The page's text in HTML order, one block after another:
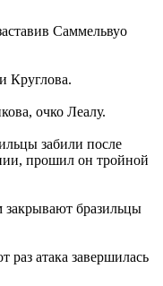
Саммельвуо
Круглова.
очко Леалу.
забили после
прошил он тройной
закрывают бразильцы
раз атака завершилась